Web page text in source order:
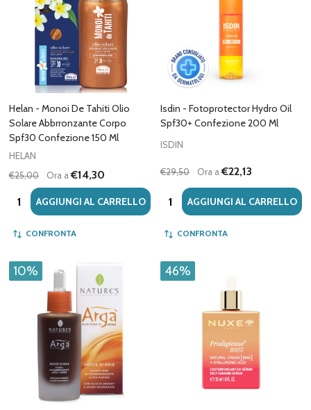
Helan - Monoi De Tahiti Olio
Solare Abbrronzante Corpo
Spf30 Confezione 150 Ml
HELAN
€25,00
Ora a€14,30
Quantità:AGGIUNGI AL CARRELLO
CONFRONTA
Isdin - Fotoprotector Hydro Oil
Spf30+ Confezione 200 Ml
ISDIN
€29,50 Ora a€22,13
Quantità:AGGIUNGI AL CARRELLO
CONFRONTA
10% 46%